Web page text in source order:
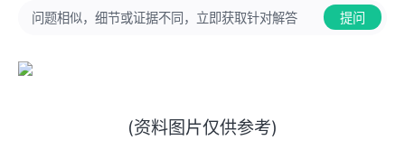
问题相似，细节或证据不同，立即获取针对解答 提问
(资料图片仅供参考)